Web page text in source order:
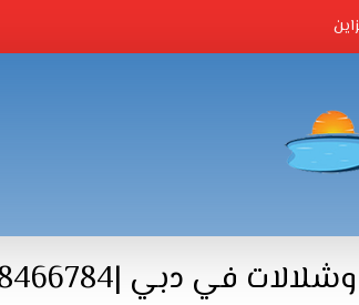
في دبي |0558466784|